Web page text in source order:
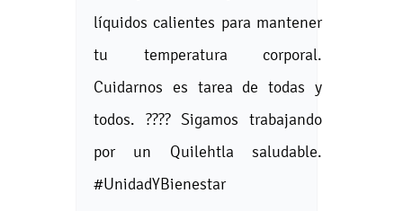
líquidos calientes para mantener
tu temperatura corporal.
Cuidarnos es tarea de todas y
todos. ???? Sigamos trabajando
por un Quilehtla saludable.
#UnidadYBienestar